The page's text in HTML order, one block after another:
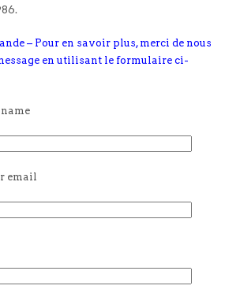
– Pour en savoir plus, merci de nous
en utilisant le formulaire ci-
email